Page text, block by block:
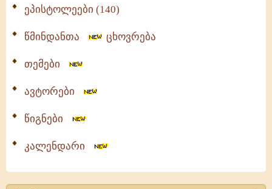
ეპისტოლეები (140)
წმინდანთა ცხოვრება
თემები
ავტორები
წიგნები
კალენდარი